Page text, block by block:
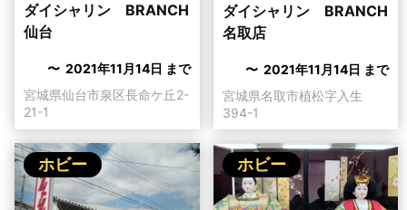
ダイシャリン BRANCH
仙台
〜 2021年11月14日 まで
宮城県仙台市泉区長命ケ丘2-
21-1
ダイシャリン BRANCH
名取店
〜 2021年11月14日 まで
宮城県名取市植松字入生
394-1
ホビー ホビー